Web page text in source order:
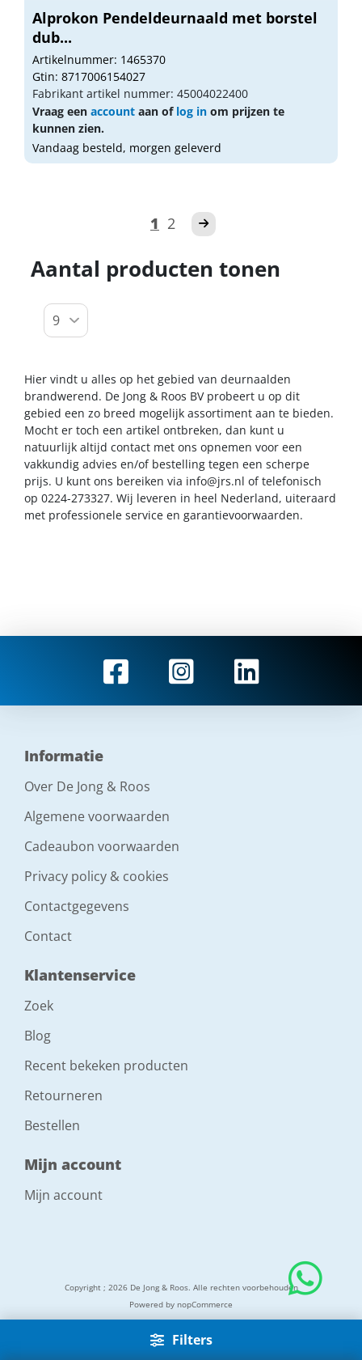
Filters
Alprokon Pendeldeurnaald met borstel
dub...
Artikelnummer: 1465370
Gtin: 8717006154027
Fabrikant artikel nummer: 45004022400
Vraag een account aan of log in om prijzen te
kunnen zien.
Vandaag besteld, morgen geleverd
1 2
Aantal producten tonen
Hier vindt u alles op het gebied van deurnaalden
brandwerend. De Jong & Roos BV probeert u op dit
gebied een zo breed mogelijk assortiment aan te bieden.
Mocht er toch een artikel ontbreken, dan kunt u
natuurlijk altijd contact met ons opnemen voor een
vakkundig advies en/of bestelling tegen een scherpe
prijs. U kunt ons bereiken via info@jrs.nl of telefonisch
op 0224-273327. Wij leveren in heel Nederland, uiteraard
met professionele service en garantievoorwaarden.
Informatie
Over De Jong & Roos
Algemene voorwaarden
Cadeaubon voorwaarden
Privacy policy & cookies
Contactgegevens
Contact
Klantenservice
Zoek
Blog
Recent bekeken producten
Retourneren
Bestellen
Mijn account
Mijn account
Copyright ; 2026 De Jong & Roos. Alle rechten voorbehouden
Powered by nopCommerce